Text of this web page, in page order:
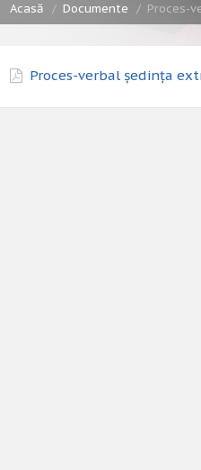
Acasă Documente Proces-
Proces-verbal ședința